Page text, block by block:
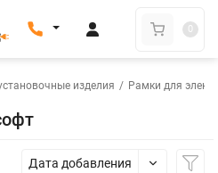
0
изделия / Рамки для
Дата добавления